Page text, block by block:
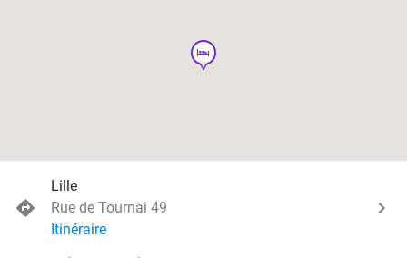
hotel
Lille
Rue de Tournai 49
Itinéraire